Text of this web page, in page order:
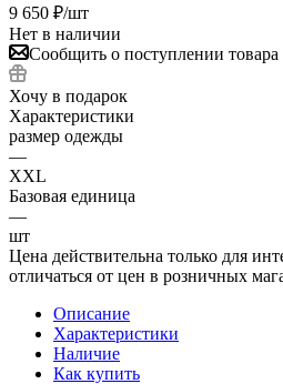
9 650 ₽/шт
Нет в наличии
Сообщить о поступлении товара
Хочу в подарок
Характеристики
размер одежды
—
XXL
Базовая единица
—
шт
Цена действительна только для
отличаться от цен в розничных
Описание
Характеристики
Наличие
Как купить